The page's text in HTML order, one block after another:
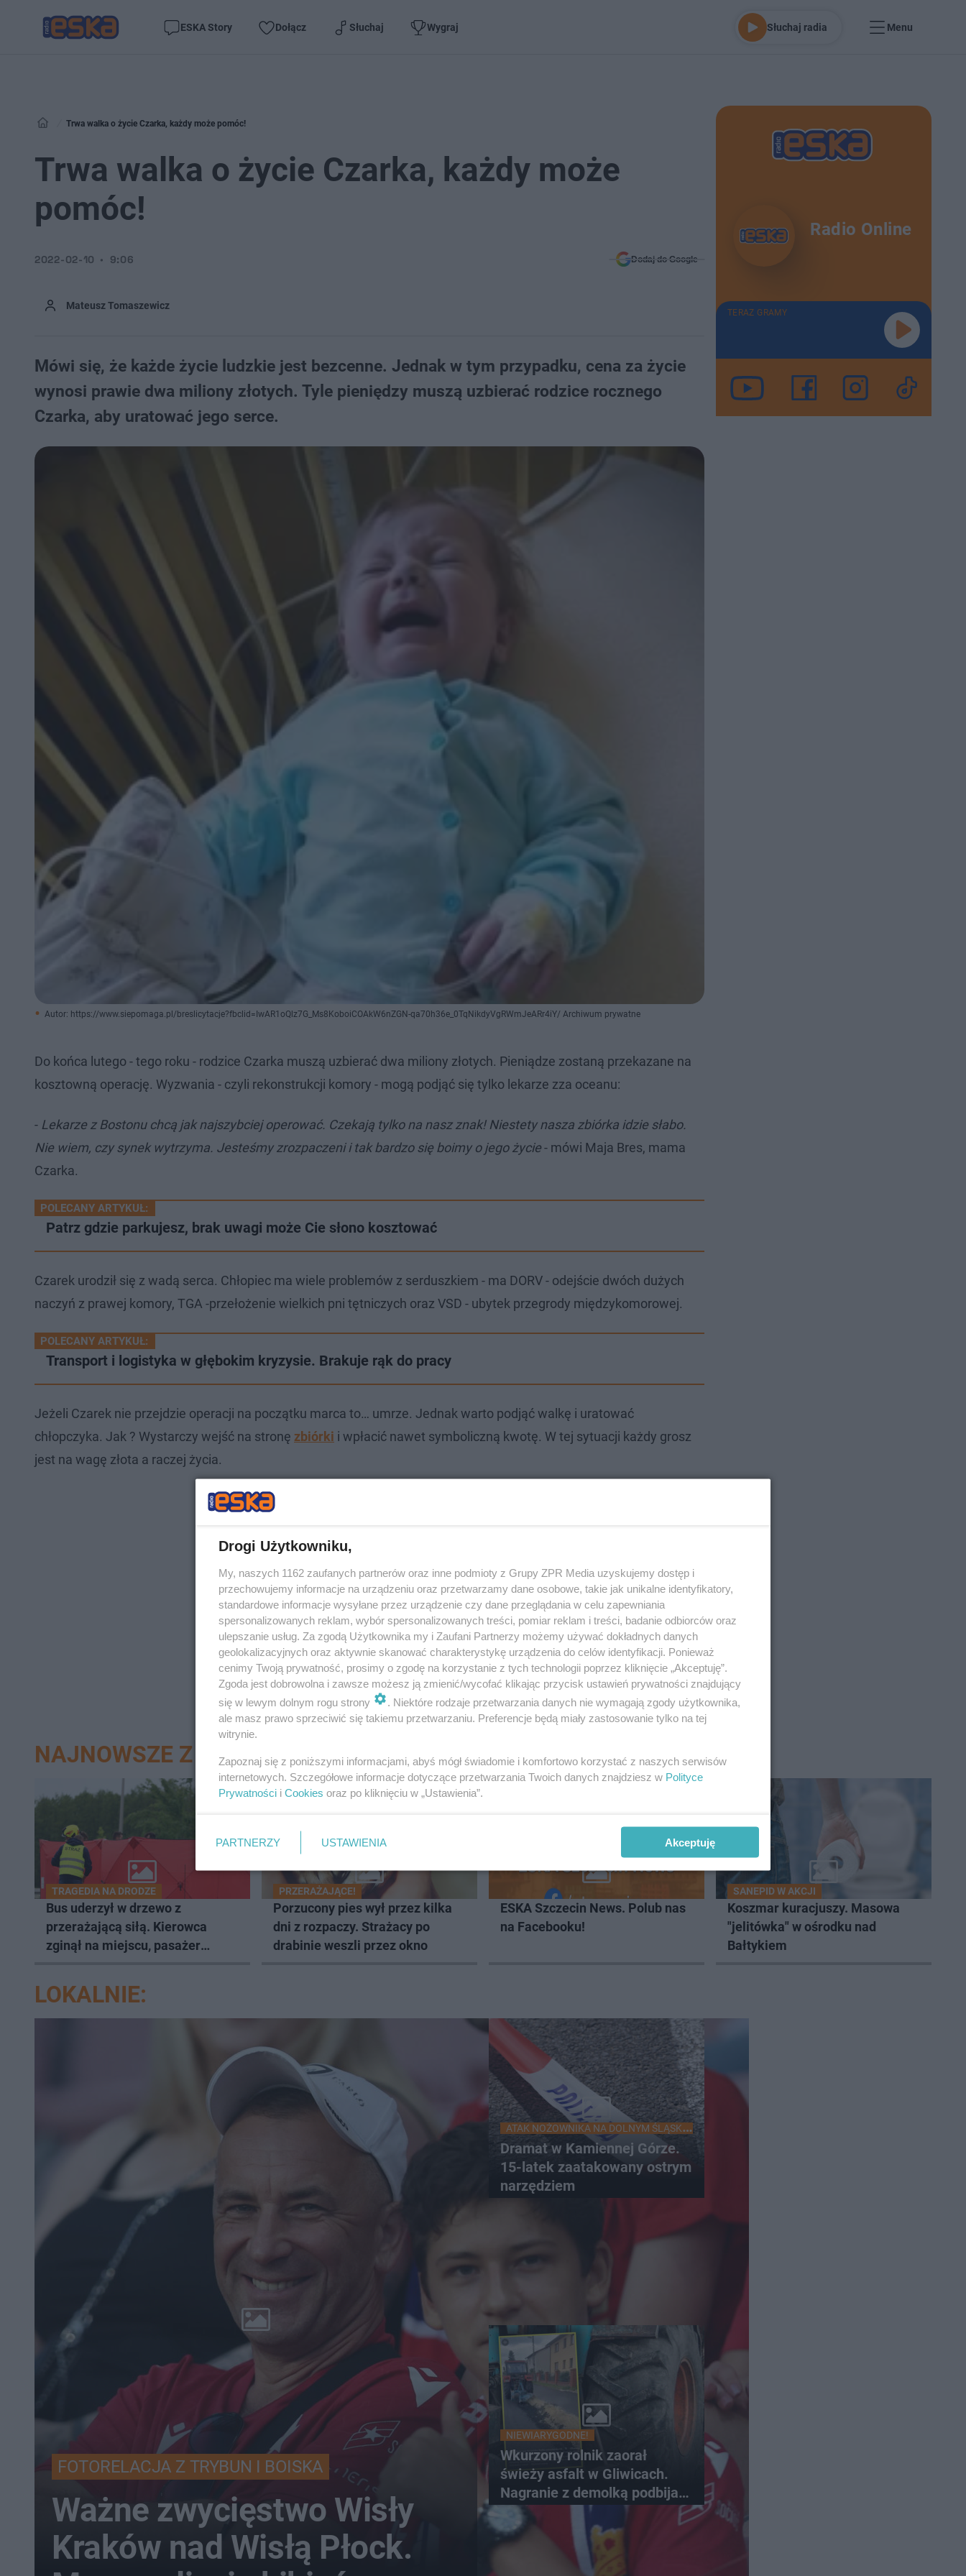
ESKA Story Dołącz Słuchaj Wygraj Słuchaj radia Menu
Trwa walka o życie Czarka, każdy może pomóc!
Trwa walka o życie Czarka, każdy może
pomóc!
Mateusz Tomaszewicz
2022-02-10 9:06 Dodaj do Google
Mówi się, że każde życie ludzkie jest bezcenne. Jednak w tym przypadku, cena za życie
wynosi prawie dwa miliony złotych. Tyle pieniędzy muszą uzbierać rodzice rocznego
Czarka, aby uratować jego serce.
Autor: https://www.siepomaga.pl/breslicytacje?fbclid=IwAR1oQlz7G_Ms8KoboiCOAkW6nZGN-qa70h36e_0TqNikdyVgRWmJeARr4iY/ Archiwum prywatne
Do końca lutego - tego roku - rodzice Czarka muszą uzbierać dwa miliony złotych. Pieniądze zostaną przekazane na
kosztowną operację. Wyzwania - czyli rekonstrukcji komory - mogą podjąć się tylko lekarze zza oceanu:
- Lekarze z Bostonu chcą jak najszybciej operować. Czekają tylko na nasz znak! Niestety nasza zbiórka idzie słabo.
Nie wiem, czy synek wytrzyma. Jesteśmy zrozpaczeni i tak bardzo się boimy o jego życie- mówi Maja Bres, mama
Czarka.
POLECANY ARTYKUŁ:
Patrz gdzie parkujesz, brak uwagi może Cie słono kosztować
Czarek urodził się z wadą serca. Chłopiec ma wiele problemów z serduszkiem - ma DORV - odejście dwóch dużych
naczyń z prawej komory, TGA -przełożenie wielkich pni tętniczych oraz VSD - ubytek przegrody międzykomorowej.
POLECANY ARTYKUŁ:
Transport i logistyka w głębokim kryzysie. Brakuje rąk do pracy
Jeżeli Czarek nie przejdzie operacji na początku marca to… umrze. Jednak warto podjąć walkę i uratować
chłopczyka. Jak ? Wystarczy wejść na stronę zbiórki i wpłacić nawet symboliczną kwotę. W tej sytuacji każdy grosz
jest na wagę złota a raczej życia.
Radio Online
TERAZ GRAMY
NAJNOWSZE Z DZIAŁU SZCZECIN
TRAGEDIA NA DRODZE
Bus uderzył w drzewo z
przerażającą siłą. Kierowca
zginął na miejscu, pasażer
PRZERAŻAJĄCE!
Porzucony pies wył przez kilka
dni z rozpaczy. Strażacy po
drabinie weszli przez okno
ESKA Szczecin News. Polub nas
na Facebooku!
SANEPID W AKCJI
Koszmar kuracjuszy. Masowa
"jelitówka" w ośrodku nad
Bałtykiem
LOKALNIE:
FOTORELACJA Z TRYBUN I BOISKA
Ważne zwycięstwo Wisły
Kraków nad Wisłą Płock.
ATAK NOŻOWNIKA NA DOLNYM ŚLĄSKU
Dramat w Kamiennej Górze.
15-latek zaatakowany ostrym
narzędziem
NIEWIARYGODNE!
Wkurzony rolnik zaorał
świeży asfalt w Gliwicach.
Nagranie z demolką podbija
sieć
Drogi Użytkowniku,
My, naszych 1162 zaufanych partnerów oraz inne podmioty z Grupy ZPR Media uzyskujemy dostęp i
przechowujemy informacje na urządzeniu oraz przetwarzamy dane osobowe, takie jak unikalne identyfikatory,
standardowe informacje wysyłane przez urządzenie czy dane przeglądania w celu zapewniania
spersonalizowanych reklam, wybór spersonalizowanych treści, pomiar reklam i treści, badanie odbiorców oraz
ulepszanie usług. Za zgodą Użytkownika my i Zaufani Partnerzy możemy używać dokładnych danych
geolokalizacyjnych oraz aktywnie skanować charakterystykę urządzenia do celów identyfikacji. Ponieważ
cenimy Twoją prywatność, prosimy o zgodę na korzystanie z tych technologii poprzez kliknięcie „Akceptuję”.
Zgoda jest dobrowolna i zawsze możesz ją zmienić/wycofać klikając przycisk ustawień prywatności znajdujący
się w lewym dolnym rogu strony
. Niektóre rodzaje przetwarzania danych nie wymagają zgody użytkownika,
ale masz prawo sprzeciwić się takiemu przetwarzaniu. Preferencje będą miały zastosowanie tylko na tej
witrynie.
Zapoznaj się z poniższymi informacjami, abyś mógł świadomie i komfortowo korzystać z naszych serwisów
internetowych. Szczegółowe informacje dotyczące przetwarzania Twoich danych znajdziesz w Polityce
Prywatności i Cookies oraz po kliknięciu w „Ustawienia”.
PARTNERZY USTAWIENIA Akceptuję